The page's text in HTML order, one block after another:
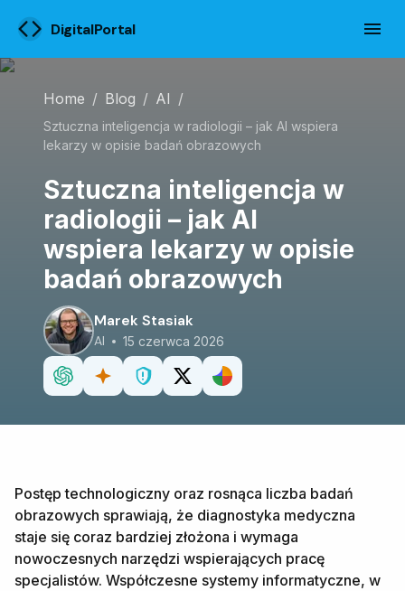
DigitalPortal
Home / Blog / AI /
Sztuczna inteligencja w radiologii – jak AI wspiera
lekarzy w opisie badań obrazowych
Sztuczna inteligencja w
radiologii – jak AI
wspiera lekarzy w opisie
badań obrazowych
Marek Stasiak
AI 15 czerwca 2026
Postęp technologiczny oraz rosnąca liczba badań
obrazowych sprawiają, że diagnostyka medyczna
staje się coraz bardziej złożona i wymaga
nowoczesnych narzędzi wspierających pracę
specjalistów. Współczesne systemy informatyczne, w